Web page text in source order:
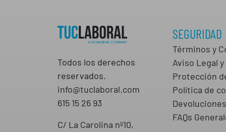
Todos los derechos
reservados.
info@tuclaboral.com
615 15 26 93
C/ La Carolina nº10,
SEGURIDAD
Términos y
Aviso Legal
Protección
Política de
Devoluciones
FAQs